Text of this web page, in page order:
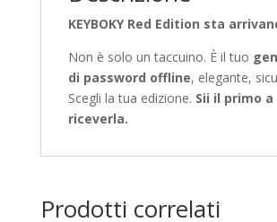
KEYBOKY Red Edition sta
Non è solo un taccuino. È il tuo
di password offline, elegante,
Scegli la tua edizione. Sii il primo a
riceverla.
Prodotti correlati